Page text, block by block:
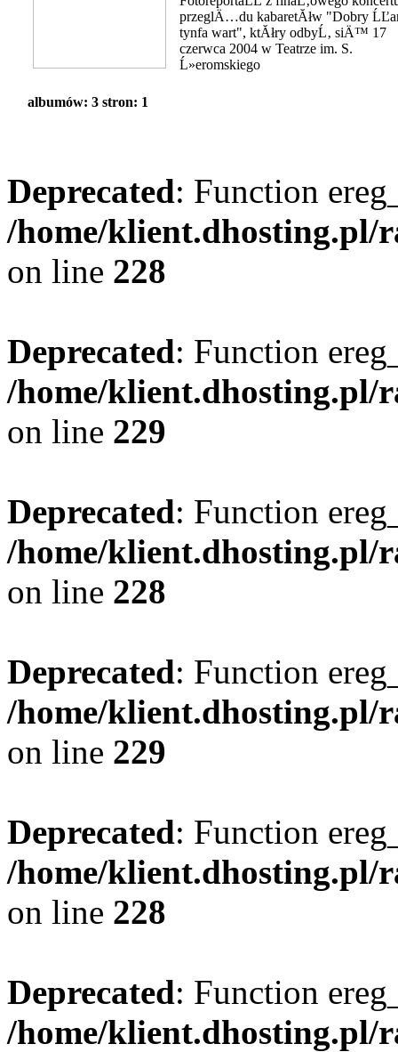
przeglÄ…du kabaretĂłw "Dobry
tynfa wart", ktĂłry odbyĹ‚ siÄ™ 17
czerwca 2004 w Teatrze im. S.
Ĺ»eromskiego
albumów: 3 stron: 1
Deprecated: Function
/home/klient.dhosting.pl/
on line 228
Deprecated: Function
/home/klient.dhosting.pl/
on line 229
Deprecated: Function
/home/klient.dhosting.pl/
on line 228
Deprecated: Function
/home/klient.dhosting.pl/
on line 229
Deprecated: Function
/home/klient.dhosting.pl/
on line 228
Deprecated: Function
/home/klient.dhosting.pl/